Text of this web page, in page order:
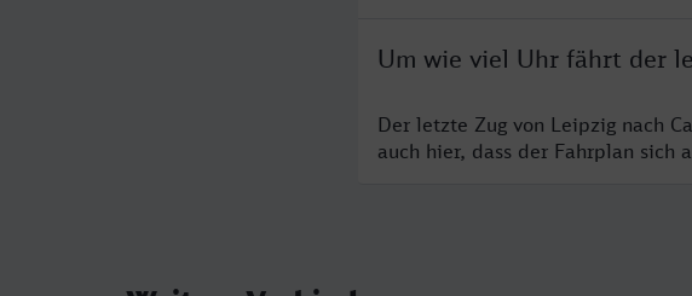
Um wie viel Uhr fährt der
Der letzte Zug von Leipzig nach
auch hier, dass der Fahrplan sich